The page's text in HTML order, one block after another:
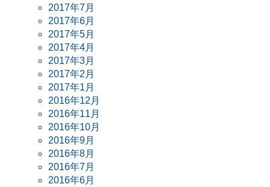
2017年7月
2017年6月
2017年5月
2017年4月
2017年3月
2017年2月
2017年1月
2016年12月
2016年11月
2016年10月
2016年9月
2016年8月
2016年7月
2016年6月